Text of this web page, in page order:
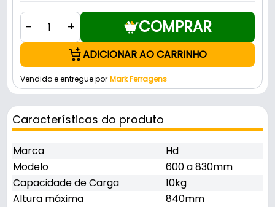
- + COMPRAR
ADICIONAR AO CARRINHO
Vendido e entregue por Mark Ferragens
Características do produto
Marca
Hd
Modelo
600 a 830mm
Capacidade de Carga
10kg
Altura máxima
840mm